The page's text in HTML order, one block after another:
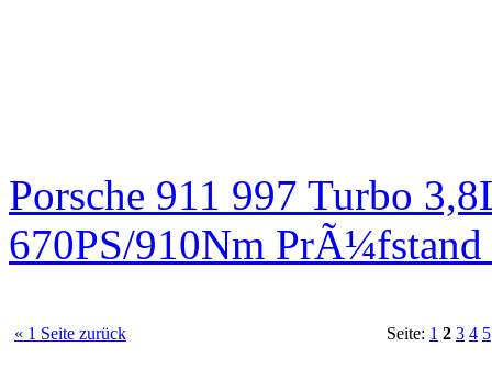
Porsche 911 997 Turbo
670PS/910Nm PrÃ¼fstand
« 1 Seite zurück Seite: 1 2 3 4 5